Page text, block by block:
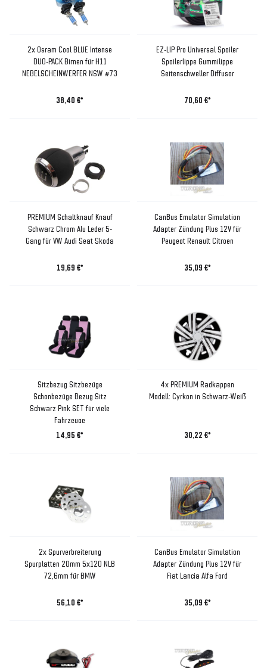
2x Osram Cool BLUE Intense
DUO-PACK Birnen für H11
NEBELSCHEINWERFER NSW #73
38,40 €*
EZ-LIP Pro Universal Spoiler
Spoilerlippe Gummilippe
Seitenschweller Diffusor
70,60 €*
PREMIUM Schaltknauf Knauf
Schwarz Chrom Alu Leder 5-
Gang für VW Audi Seat Skoda
19,69 €*
CanBus Emulator Simulation
Adapter Zündung Plus 12V für
Peugeot Renault Citroen
35,09 €*
Sitzbezug Sitzbezüge
Schonbezüge Bezug Sitz
Schwarz Pink SET für viele
Fahrzeuge
14,95 €*
4x PREMIUM Radkappen
Modell: Cyrkon in Schwarz-Weiß
30,22 €*
2x Spurverbreiterung
Spurplatten 20mm 5x120 NLB
72,6mm für BMW
56,10 €*
CanBus Emulator Simulation
Adapter Zündung Plus 12V für
Fiat Lancia Alfa Ford
35,09 €*